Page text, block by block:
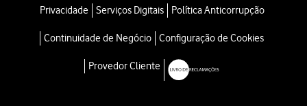
Privacidade Serviços Digitais Política Anticorrupção
Continuidade de Negócio Configuração de Cookies
Provedor Cliente